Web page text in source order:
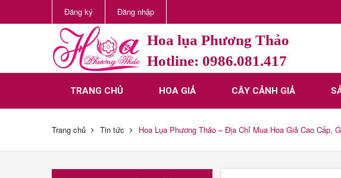
Đăng ký Đăng nhập
Hoa lụa Phương Thảo
Hotline: 0986.081.417
TRANG CHỦ HOA GIẢ CÂY CẢNH GIẢ
Trang chủ Tin tức Hoa Lụa Phương Thảo – Địa Chỉ Mua Hoa Giả Cao Cấp,